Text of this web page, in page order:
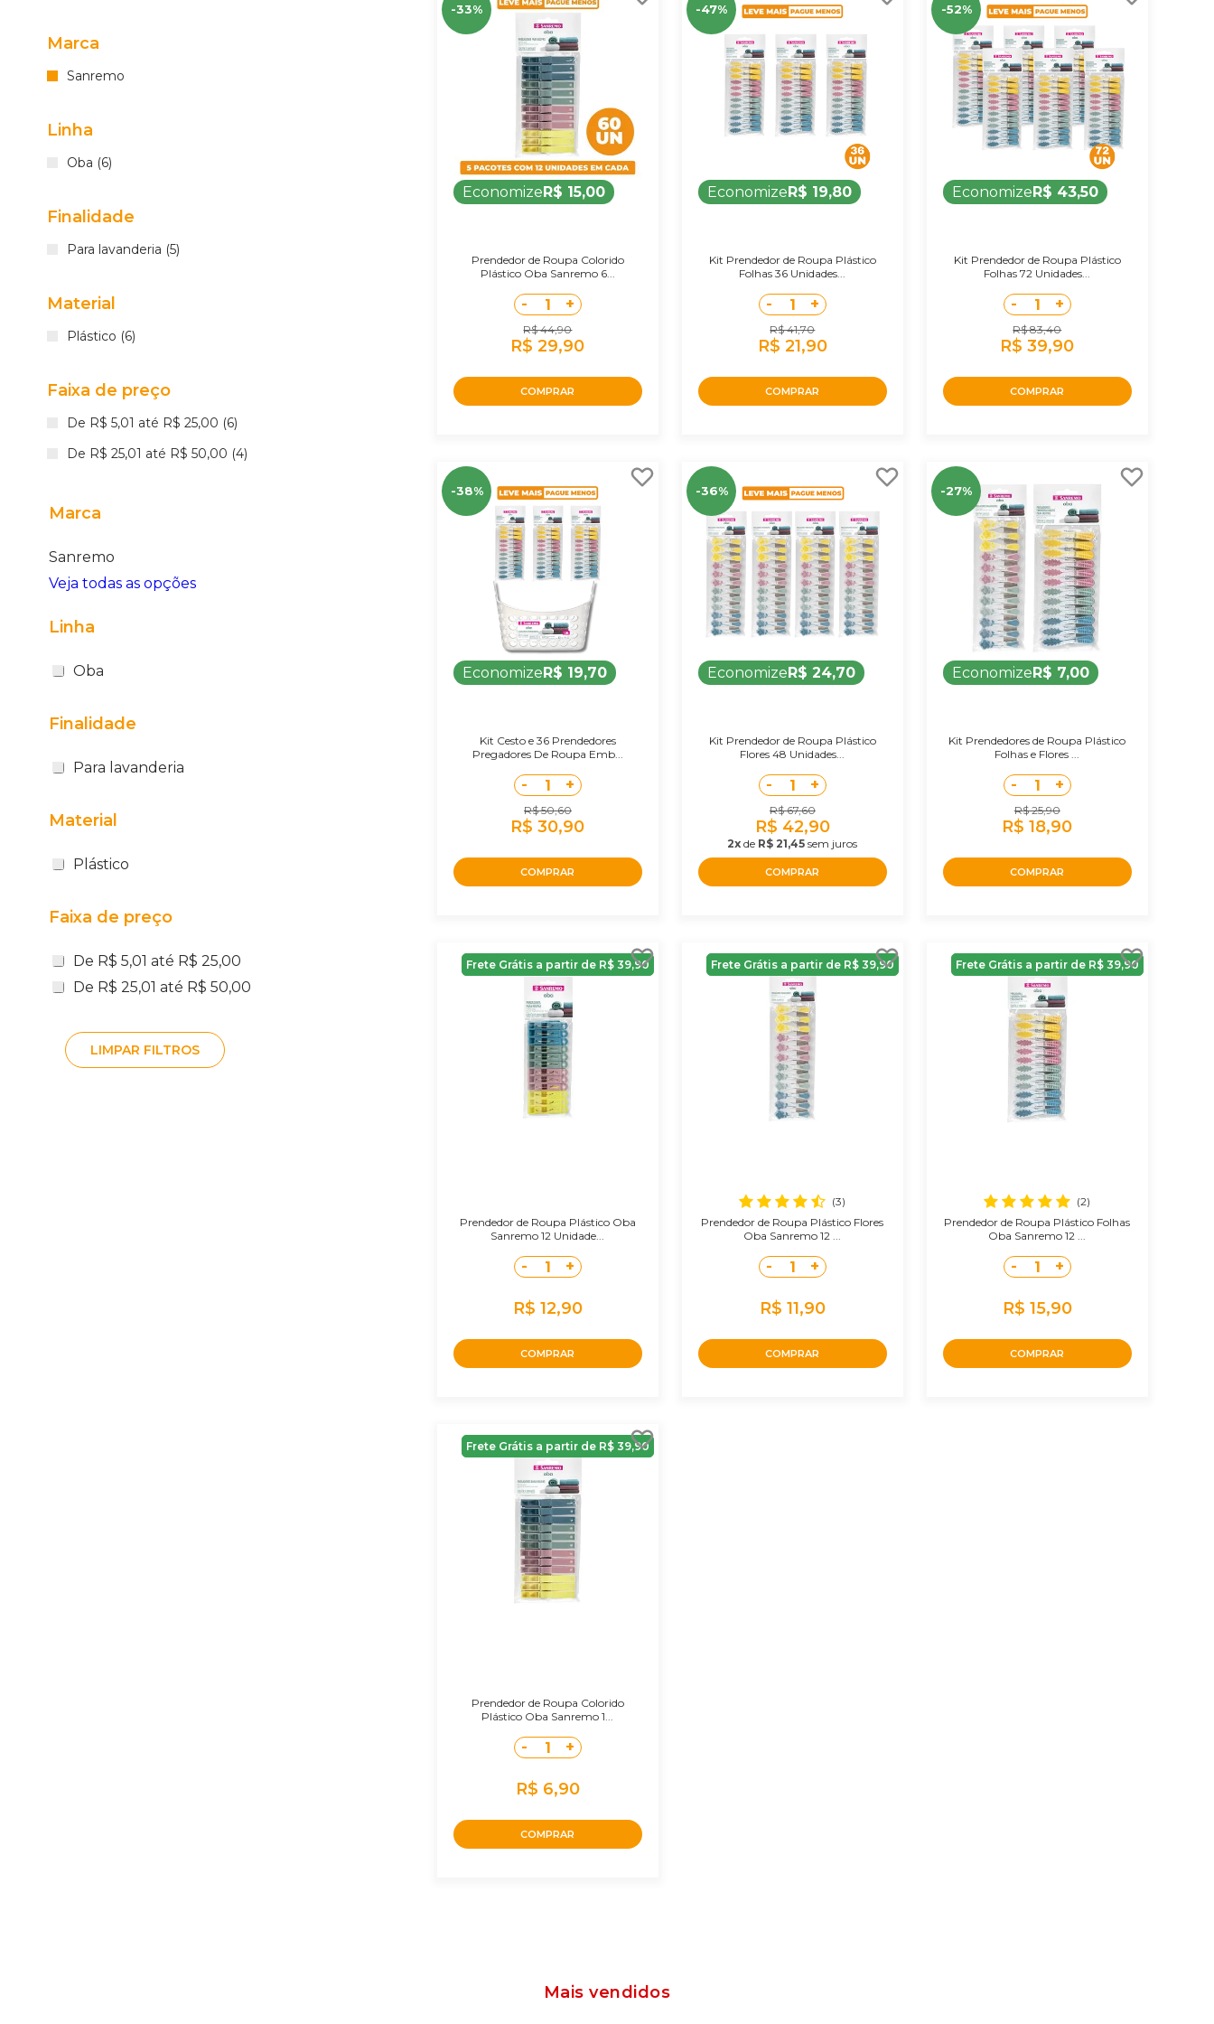
Marca
Sanremo
Linha
Oba (6)
Finalidade
Para lavanderia (5)
Material
Plástico (6)
Faixa de preço
De R$ 5,01 até R$ 25,00 (6)
De R$ 25,01 até R$ 50,00 (4)
Marca
Sanremo
Veja todas as opções
Linha
Oba
Finalidade
Para lavanderia
Material
Plástico
Faixa de preço
De R$ 5,01 até R$ 25,00
De R$ 25,01 até R$ 50,00
LIMPAR FILTROS
-33%
EconomizeR$ 15,00
Prendedor de Roupa Colorido
Plástico Oba Sanremo 6...
- 1 +
R$ 44,90
R$ 29,90
COMPRAR
-47%
EconomizeR$ 19,80
Kit Prendedor de Roupa Plástico
Folhas 36 Unidades...
- 1 +
R$ 41,70
R$ 21,90
COMPRAR
-52%
EconomizeR$ 43,50
Kit Prendedor de Roupa Plástico
Folhas 72 Unidades...
- 1 +
R$ 83,40
R$ 39,90
COMPRAR
-38%
EconomizeR$ 19,70
Kit Cesto e 36 Prendedores
Pregadores De Roupa Emb...
- 1 +
R$ 50,60
R$ 30,90
COMPRAR
-36%
EconomizeR$ 24,70
Kit Prendedor de Roupa Plástico
Flores 48 Unidades...
- 1 +
R$ 67,60
R$ 42,90
2x de R$ 21,45 sem juros
COMPRAR
-27%
EconomizeR$ 7,00
Kit Prendedores de Roupa Plástico
Folhas e Flores ...
- 1 +
R$ 25,90
R$ 18,90
COMPRAR
Frete Grátis a partir de R$ 39,90
Prendedor de Roupa Plástico Oba
Sanremo 12 Unidade...
- 1 +
R$ 12,90
COMPRAR
Frete Grátis a partir de R$ 39,90
(3)
Prendedor de Roupa Plástico Flores
Oba Sanremo 12 ...
- 1 +
R$ 11,90
COMPRAR
Frete Grátis a partir de R$ 39,90
(2)
Prendedor de Roupa Plástico Folhas
Oba Sanremo 12 ...
- 1 +
R$ 15,90
COMPRAR
Frete Grátis a partir de R$ 39,90
Prendedor de Roupa Colorido
Plástico Oba Sanremo 1...
- 1 +
R$ 6,90
COMPRAR
Mais vendidos